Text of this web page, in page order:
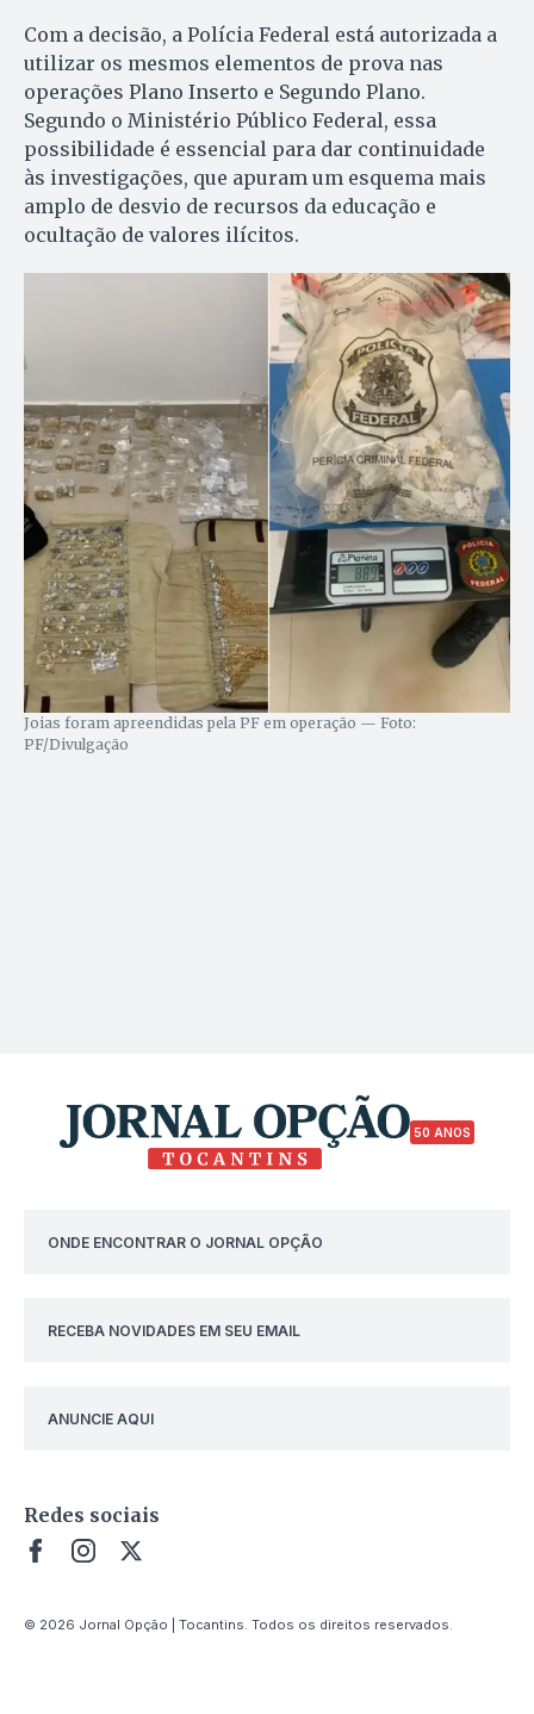
Com a decisão, a Polícia Federal está autorizada a
utilizar os mesmos elementos de prova nas
operações Plano Inserto e Segundo Plano.
Segundo o Ministério Público Federal, essa
possibilidade é essencial para dar continuidade
às investigações, que apuram um esquema mais
amplo de desvio de recursos da educação e
ocultação de valores ilícitos.
Joias foram apreendidas pela PF em operação — Foto:
PF/Divulgação
50 ANOS
ONDE ENCONTRAR O JORNAL OPÇÃO
RECEBA NOVIDADES EM SEU EMAIL
ANUNCIE AQUI
Redes sociais
© 2026 Jornal Opção | Tocantins. Todos os direitos reservados.